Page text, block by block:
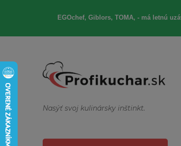
EGOchef, Giblors, TOMA, - má letnú
Nasýť svoj kulinársky inštinkt.